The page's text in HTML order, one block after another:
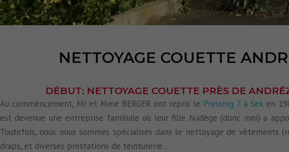
NETTOYAGE COUETTE
DÉBUT: NETTOYAGE COUETTE PRÈS DE
Au commencement, Mr et Mme BERGER ont repris le Pressing 7 à Sek en
est devenue une entreprise familiale où leur fille Nadège (donc moi) a
Toutefois, nous nous sommes spécialisés dans le nettoyage de vêtements
draps, et diverses prestations de teinturerie…